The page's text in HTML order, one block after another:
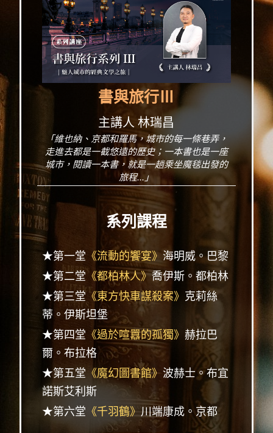
書與旅行Ⅲ
主講人 林瑞昌
「維也納、京都和羅馬，城市的每一條巷弄，
走進去都是一截悠遠的歷史；一本書也是一座
城市，閱讀一本書，就是一趟乘坐魔毯出發的
旅程...」
系列課程
★第一堂 《流動的饗宴》 海明威。巴黎
★第二堂 《都柏林人》喬伊斯。都柏林
★第三堂 《東方快車謀殺案》 克莉絲
蒂。伊斯坦堡
★第四堂 《過於喧囂的孤獨》 赫拉巴
爾。布拉格
★第五堂 《魔幻圖書館》 波赫士。布宜
諾斯艾利斯
★第六堂 《千羽鶴》川端康成。京都